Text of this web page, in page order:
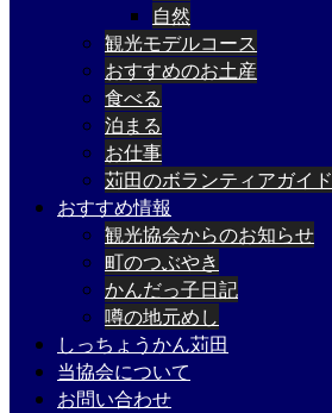
自然
観光モデルコース
おすすめのお土産
食べる
泊まる
お仕事
苅田のボランティアガイド
おすすめ情報
観光協会からのお知らせ
町のつぶやき
かんだっ子日記
噂の地元めし
しっちょうかん苅田
当協会について
お問い合わせ